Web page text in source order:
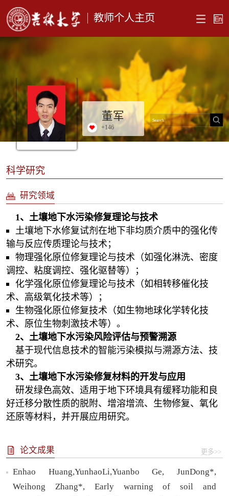
教师个人主页
董军
+146
科学研究
研究领域
1、土壤地下水污染修复理论与技术
土壤地下水修复试剂在地下非均质介质中的强化传
输与反应传质理论与技术；
物理强化原位修复理论与技术（如强化淋洗、密度
调控、粘度调控、强化驱替等）；
化学强化原位修复理论与技术（如相转移催化技
术、高级氧化技术等）；
生物强化原位修复技术（如生物地球化学转化技
术、原位生物刺激技术等）。
2、土壤地下水污染风险评估与预警溯源
基于现代信息技术的智能污染模拟与溯源方法、技
术研究。
3、土壤地下水污染修复材料的开发与应用
研发绿色高效、适用于地下环境具有缓释功能和良
好迁移分散性质的脱附、增溶增流、生物修复、氧化
还原等材料，并开展应用研究。
论文成果 更多>>
Enhao Huang,YunhaoLi,Yuanbo Ge, JunDong*,
Weihong Zhang*, Early warning of soil and